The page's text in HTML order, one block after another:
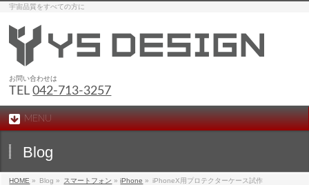
宇宙品質をすべての方に
お問い合わせは
TEL042-713-3257
MENU
Blog
HOME » Blog » スマートフォン »iPhone » iPhoneX用プロテクターケース試作